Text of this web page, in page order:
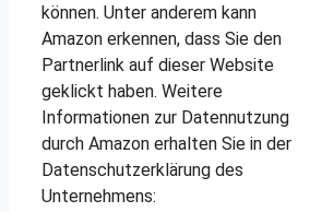
können. Unter anderem kann
Amazon erkennen, dass Sie den
Partnerlink auf dieser Website
geklickt haben. Weitere
Informationen zur Datennutzung
durch Amazon erhalten Sie in der
Datenschutzerklärung des
Unternehmens: